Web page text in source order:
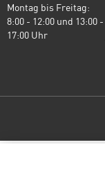
Montag bis Freitag:
8:00 - 12:00 und 13:00 -
17:00 Uhr